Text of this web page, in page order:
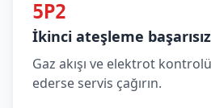
5P2
İkinci ateşleme başarısız
Gaz akışı ve elektrot
ederse servis çağırın.